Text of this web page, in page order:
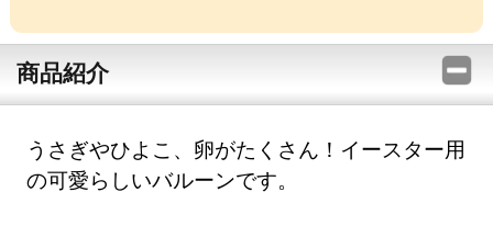
商品紹介
うさぎやひよこ、卵がたくさん！イースター用
の可愛らしいバルーンです。